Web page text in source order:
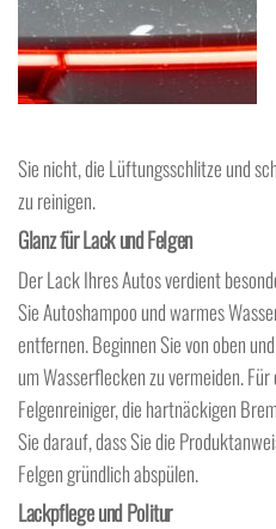
Sie nicht, die Lüftungsschlitze und
zu reinigen.
Glanz für Lack und Felgen
Der Lack Ihres Autos verdient
Sie Autoshampoo und warmes
entfernen. Beginnen Sie von oben
um Wasserflecken zu vermeiden.
Felgenreiniger, die hartnäckigen
Sie darauf, dass Sie die
Felgen gründlich abspülen.
Lackpflege und Politur